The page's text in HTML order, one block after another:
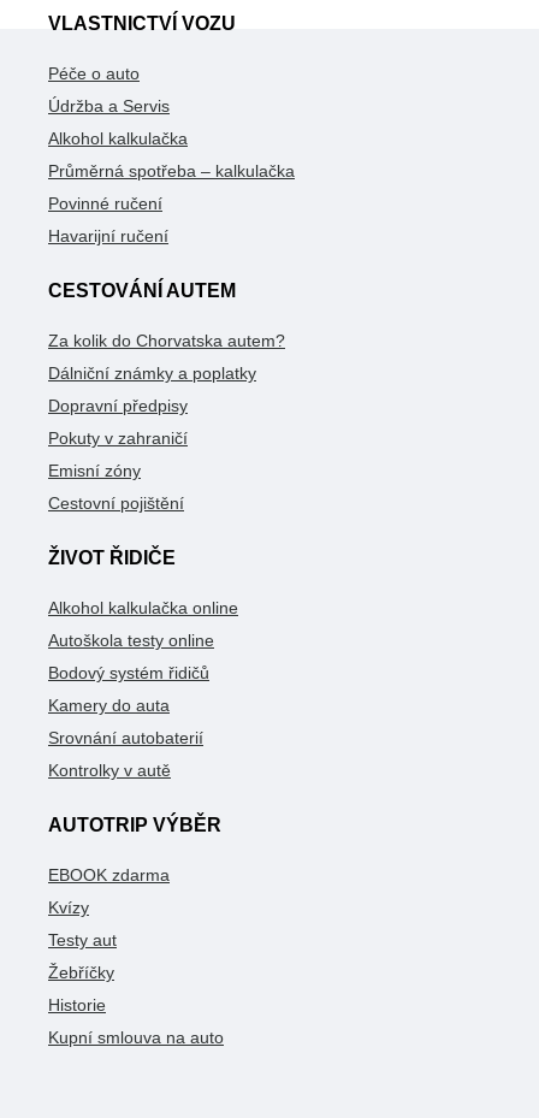
VLASTNICTVÍ VOZU
Péče o auto
Údržba a Servis
Alkohol kalkulačka
Průměrná spotřeba – kalkulačka
Povinné ručení
Havarijní ručení
CESTOVÁNÍ AUTEM
Za kolik do Chorvatska autem?
Dálniční známky a poplatky
Dopravní předpisy
Pokuty v zahraničí
Emisní zóny
Cestovní pojištění
ŽIVOT ŘIDIČE
Alkohol kalkulačka online
Autoškola testy online
Bodový systém řidičů
Kamery do auta
Srovnání autobaterií
Kontrolky v autě
AUTOTRIP VÝBĚR
EBOOK zdarma
Kvízy
Testy aut
Žebříčky
Historie
Kupní smlouva na auto